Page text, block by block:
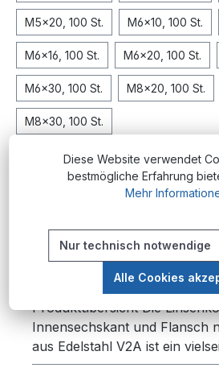
M5x20, 100 St. M6x10, 100 St.
M6x16, 100 St. M6x20, 100 St.
M6x30, 100 St. M8x20, 100 St.
M8x30, 100 St.
In
Beschreibung
Produktübersicht Die
Innensechskant und Flansch
aus Edelstahl V2A ist ein
Diese Website verwendet
bestmögliche Erfahrung
Mehr
Nur technisch notwendige
Alle Cookies